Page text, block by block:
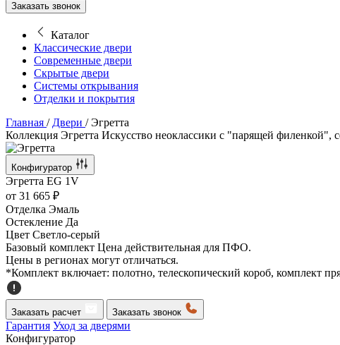
Заказать звонок
Каталог
Классические двери
Современные двери
Скрытые двери
Системы открывания
Отделки и покрытия
Главная / Двери / Эгретта
Коллекция Эгретта Искусство неоклассики с "парящей филенкой",
Конфигуратор
Эгретта EG 1V
от 31 665 ₽
Отделка Эмаль
Остекление Да
Цвет Светло-серый
Базовый комплект Цена действительная для ПФО.
Цены в регионах могут отличаться.
*Комплект включает: полотно, телескопический короб, комплект
Заказать расчет Заказать звонок
Гарантия Уход за дверями
Конфигуратор